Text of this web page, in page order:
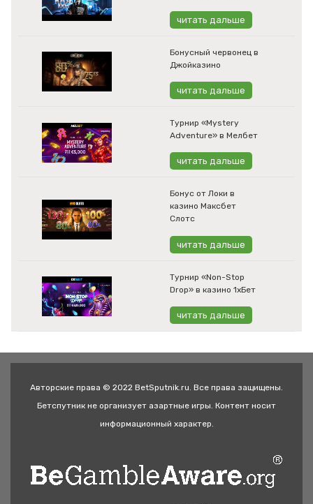
читать дальше
Бонусный червонец в
Джойказино
читать дальше
Турнир «Mystery
Adventure» в Мелбет
читать дальше
Бонус от Локи в
казино Максбет
Слотс
читать дальше
Турнир «Non-Stop
Drop» в казино 1хБет
читать дальше
Авторские права © 2022 BetSputnik.ru. Все права защищены.
Бетспутник не организует азартные игры. Контент носит
информационный характер.